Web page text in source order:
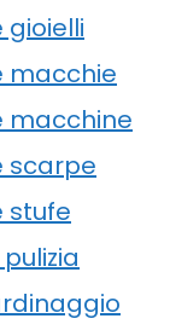
gioielli
macchie
macchine
scarpe
stufe